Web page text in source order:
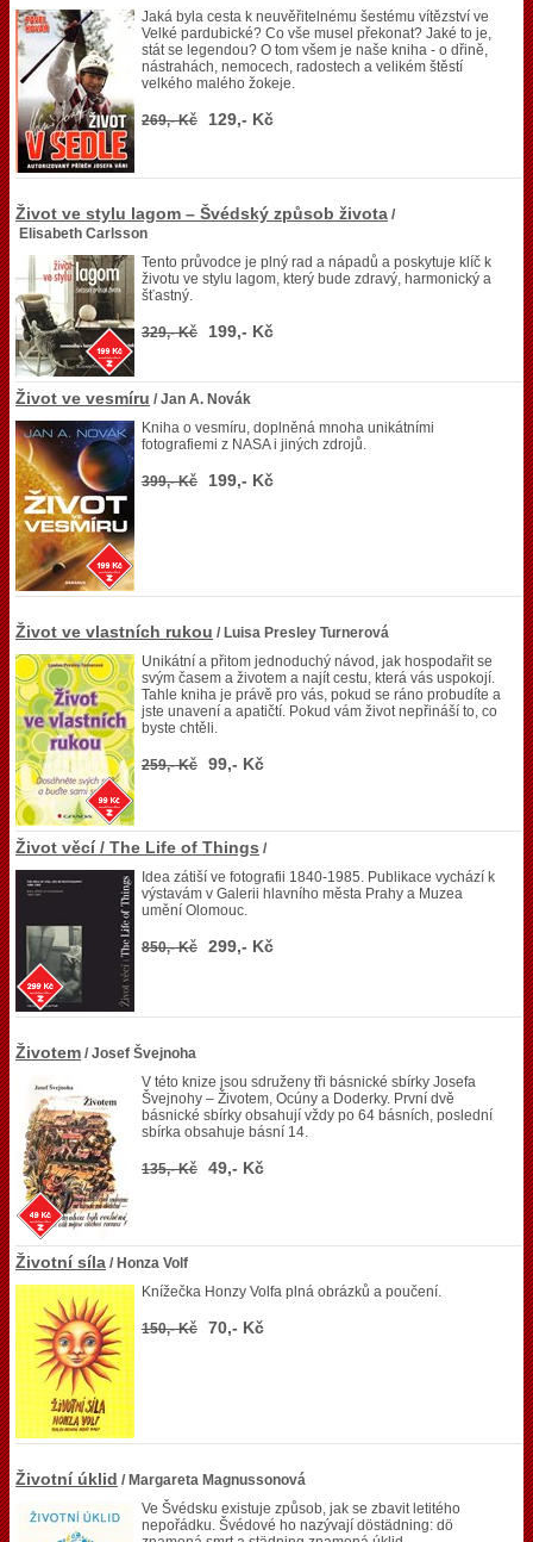
Jaká byla cesta k neuvěřitelnému šestému vítězství ve
Velké pardubické? Co vše musel překonat? Jaké to je,
stát se legendou? O tom všem je naše kniha - o dřině,
nástrahách, nemocech, radostech a velikém štěstí
velkého malého žokeje.
269,- Kč 129,- Kč
Život ve stylu lagom – Švédský způsob života /
Elisabeth Carlsson
Tento průvodce je plný rad a nápadů a poskytuje klíč k
životu ve stylu lagom, který bude zdravý, harmonický a
šťastný.
329,- Kč 199,- Kč
Život ve vesmíru / Jan A. Novák
Kniha o vesmíru, doplněná mnoha unikátními
fotografiemi z NASA i jiných zdrojů.
399,- Kč 199,- Kč
Život ve vlastních rukou / Luisa Presley Turnerová
Unikátní a přitom jednoduchý návod, jak hospodařit se
svým časem a životem a najít cestu, která vás uspokojí.
Tahle kniha je právě pro vás, pokud se ráno probudíte a
jste unavení a apatičtí. Pokud vám život nepřináší to, co
byste chtěli.
259,- Kč 99,- Kč
Život věcí / The Life of Things /
Idea zátiší ve fotografii 1840-1985. Publikace vychází k
výstavám v Galerii hlavního města Prahy a Muzea
umění Olomouc.
850,- Kč 299,- Kč
Životem / Josef Švejnoha
V této knize jsou sdruženy tři básnické sbírky Josefa
Švejnohy – Životem, Ocúny a Doderky. První dvě
básnické sbírky obsahují vždy po 64 básních, poslední
sbírka obsahuje básní 14.
135,- Kč 49,- Kč
Životní síla / Honza Volf
Knížečka Honzy Volfa plná obrázků a poučení.
150,- Kč 70,- Kč
Životní úklid / Margareta Magnussonová
Ve Švédsku existuje způsob, jak se zbavit letitého
nepořádku. Švédové ho nazývají döstädning: dö